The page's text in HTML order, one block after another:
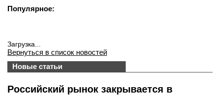
Популярное:
Загрузка...
Вернуться в список новостей
Новые статьи
Российский рынок закрывается в